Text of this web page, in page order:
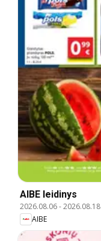
AIBE leidinys
2026.08.06-2026.08.18
AIBE